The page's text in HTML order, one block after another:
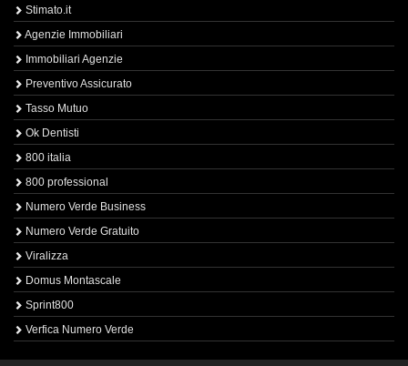
Stimato.it
Agenzie Immobiliari
Immobiliari Agenzie
Preventivo Assicurato
Tasso Mutuo
Ok Dentisti
800 italia
800 professional
Numero Verde Business
Numero Verde Gratuito
Viralizza
Domus Montascale
Sprint800
Verfica Numero Verde